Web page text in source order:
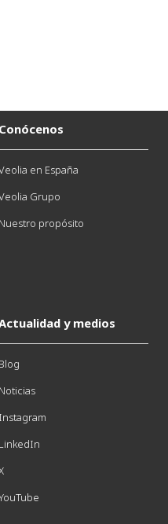
Conócenos
en España
Grupo
Nuestro propósito
y medios
Blog
Noticias
Instagram
LinkedIn